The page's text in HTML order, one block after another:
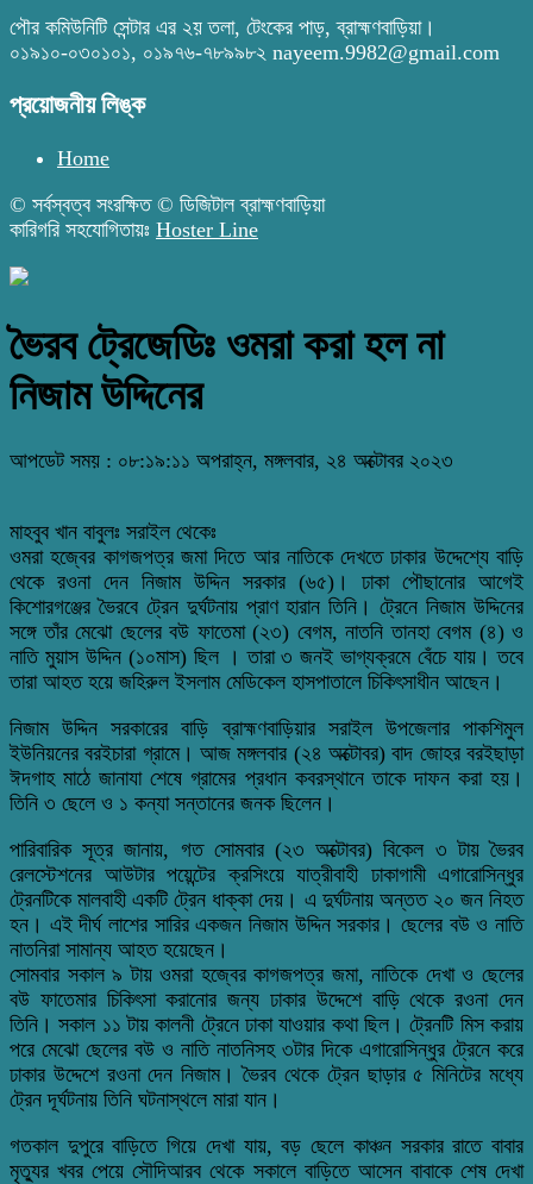
পৌর কমিউনিটি সেন্টার এর ২য় তলা, টেংকের পাড়, ব্রাহ্মণবাড়িয়া।
০১৯১০-০৩০১০১, ০১৯৭৬-৭৮৯৯৮২ nayeem.9982@gmail.com
প্রয়োজনীয় লিঙ্ক
Home
© সর্বস্বত্ব সংরক্ষিত © ডিজিটাল ব্রাহ্মণবাড়িয়া
কারিগরি সহযোগিতায়ঃ Hoster Line
ভৈরব ট্রেজেডিঃ ওমরা করা হল না
নিজাম উদ্দিনের
আপডেট সময় : ০৮:১৯:১১ অপরাহ্ন, মঙ্গলবার, ২৪ অক্টোবর ২০২৩
মাহবুব খান বাবুলঃ সরাইল থেকেঃ
ওমরা হজ্বের কাগজপত্র জমা দিতে আর নাতিকে দেখতে ঢাকার উদ্দেশ্যে বাড়ি
থেকে রওনা দেন নিজাম উদ্দিন সরকার (৬৫)। ঢাকা পৌছানোর আগেই
কিশোরগঞ্জের ভৈরবে ট্রেন দুর্ঘটনায় প্রাণ হারান তিনি। ট্রেনে নিজাম উদ্দিনের
সঙ্গে তাঁর মেঝো ছেলের বউ ফাতেমা (২৩) বেগম, নাতনি তানহা বেগম (৪) ও
নাতি মুয়াস উদ্দিন (১০মাস) ছিল । তারা ৩ জনই ভাগ্যক্রমে বেঁচে যায়। তবে
তারা আহত হয়ে জহিরুল ইসলাম মেডিকেল হাসপাতালে চিকিৎসাধীন আছেন।
নিজাম উদ্দিন সরকারের বাড়ি ব্রাহ্মণবাড়িয়ার সরাইল উপজেলার পাকশিমুল
ইউনিয়নের বরইচারা গ্রামে। আজ মঙ্গলবার (২৪ অক্টোবর) বাদ জোহর বরইছাড়া
ঈদগাহ মাঠে জানাযা শেষে গ্রামের প্রধান কবরস্থানে তাকে দাফন করা হয়।
তিনি ৩ ছেলে ও ১ কন্যা সন্তানের জনক ছিলেন।
পারিবারিক সূত্র জানায়, গত সোমবার (২৩ অক্টোবর) বিকেল ৩ টায় ভৈরব
রেলস্টেশনের আউটার পয়েন্টের ক্রসিংয়ে যাত্রীবাহী ঢাকাগামী এগারোসিন্ধুর
ট্রেনটিকে মালবাহী একটি ট্রেন ধাক্কা দেয়। এ দুর্ঘটনায় অন্তত ২০ জন নিহত
হন। এই দীর্ঘ লাশের সারির একজন নিজাম উদ্দিন সরকার। ছেলের বউ ও নাতি
নাতনিরা সামান্য আহত হয়েছেন।
সোমবার সকাল ৯ টায় ওমরা হজ্বের কাগজপত্র জমা, নাতিকে দেখা ও ছেলের
বউ ফাতেমার চিকিৎসা করানোর জন্য ঢাকার উদ্দেশে বাড়ি থেকে রওনা দেন
তিনি। সকাল ১১ টায় কালনী ট্রেনে ঢাকা যাওয়ার কথা ছিল। ট্রেনটি মিস করায়
পরে মেঝো ছেলের বউ ও নাতি নাতনিসহ ৩টার দিকে এগারোসিন্ধুর ট্রেনে করে
ঢাকার উদ্দেশে রওনা দেন নিজাম। ভৈরব থেকে ট্রেন ছাড়ার ৫ মিনিটের মধ্যে
ট্রেন দূর্ঘটনায় তিনি ঘটনাস্থলে মারা যান।
গতকাল দুপুরে বাড়িতে গিয়ে দেখা যায়, বড় ছেলে কাঞ্চন সরকার রাতে বাবার
মৃত্যুর খবর পেয়ে সৌদিআরব থেকে সকালে বাড়িতে আসেন বাবাকে শেষ দেখা